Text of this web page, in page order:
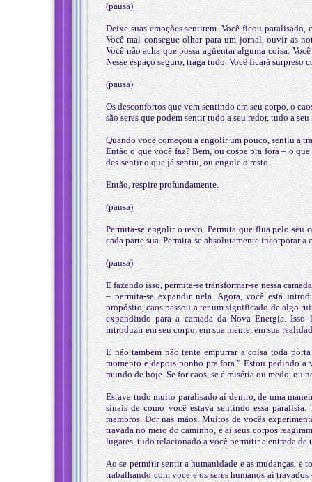
(pausa)
Deixe suas emoções sentirem. Você ficou paralisado,
Você mal consegue olhar para um jornal, ouvir as
Você não acha que possa agüentar alguma coisa.
Nesse espaço seguro, traga tudo. Você ficará surpreso
(pausa)
Os desconfortos que vem sentindo em seu corpo, o
são seres que podem sentir tudo a seu redor, tudo a
Quando você começou a engolir um pouco, sentiu a
Então o que você faz? Bem, ou cospe pra fora – o
des-sentir o que já sentiu, ou engole o resto.
Então, respire profundamente.
(pausa)
Permita-se engolir o resto. Permita que flua pelo seu
cada parte sua. Permita-se absolutamente incorporar
(pausa)
E fazendo isso, permita-se transformar-se nessa
– permita-se expandir nela. Agora, você está
propósito, caos passou a ter um significado de algo
expandindo para a camada da Nova Energia.
introduzir em seu corpo, em sua mente, em sua
E não também não tente empurrar a coisa toda
momento e depois ponho pra fora.” Estou pedindo a
mundo de hoje. Se for caos, se é miséria ou medo, ou
Estava tudo muito paralisado aí dentro, de uma
sinais de como você estava sentindo essa
membros. Dor nas mãos. Muitos de vocês
travada no meio do caminho, e aí seus corpos
lugares, tudo relacionado a você permitir a entrada de
Ao se permitir sentir a humanidade e as mudanças, e
trabalhando com você e os seres humanos aí